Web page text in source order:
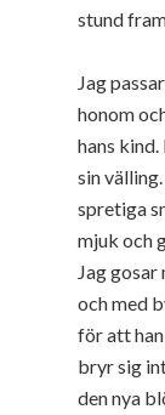
stund
Jag
honom
hans
sin
spretiga
mjuk och
Jag gosar
och med
för att
bryr sig
den nya